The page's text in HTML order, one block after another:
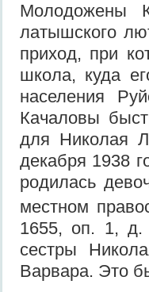
Молодожены
латышского
приход, при
школа, куда
населения
Качаловы
для Николая
декабря 1938
родилась
местном
1655, оп. 1, д.
сестры
Варвара. Это